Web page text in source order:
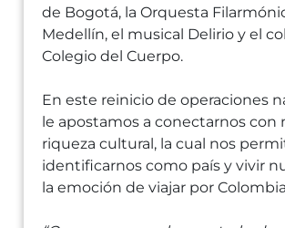
de Bogotá, la Orquesta
Medellín, el musical Delirio y el
Colegio del Cuerpo.
En este reinicio de operaciones
le apostamos a conectarnos con
riqueza cultural, la cual nos
identificarnos como país y vivir
la emoción de viajar por